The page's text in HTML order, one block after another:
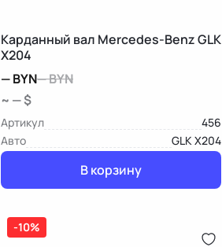
Карданный вал Mercedes-Benz GLK
X204
—BYN—BYN
~ — $
Артикул
456
Авто
GLK X204
В корзину
-10%